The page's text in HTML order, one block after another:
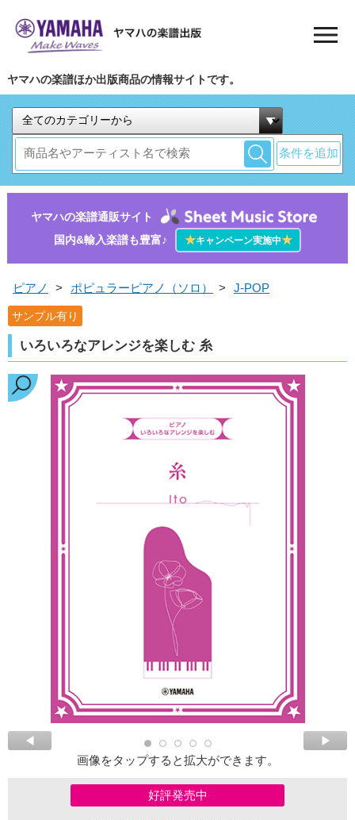
ヤマハの楽譜ほか出版商品の情報サイトです。
条件を追加
ヤマハの楽譜通販サイト
国内&輸入楽譜も豊富♪
★キャンペーン実施中★
ピアノ > ポピュラーピアノ（ソロ） > J-POP
サンプル有り
いろいろなアレンジを楽しむ 糸
画像をタップすると拡大ができます。
好評発売中